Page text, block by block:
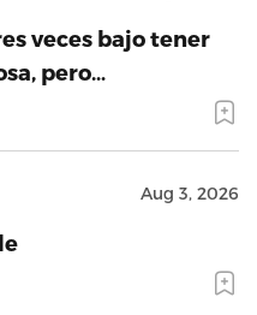
veces bajo tener
pero…
Aug 3, 2026